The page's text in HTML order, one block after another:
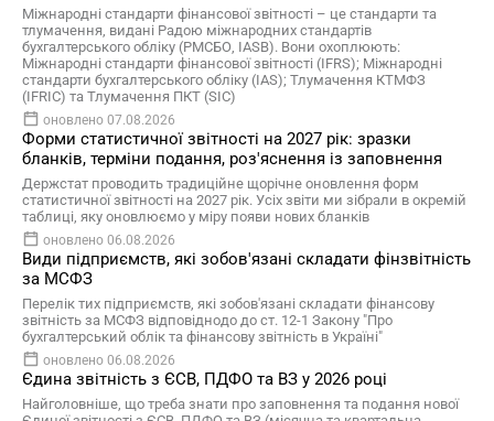
Міжнародні стандарти фінансової звітності – це стандарти та
тлумачення, видані Радою міжнародних стандартів
бухгалтерського обліку (РМСБО, IASB). Вони охоплюють:
Міжнародні стандарти фінансової звітності (IFRS); Міжнародні
стандарти бухгалтерського обліку (IAS); Тлумачення КТМФЗ
(IFRIC) та Тлумачення ПКТ (SIC)
оновлено 07.08.2026
Форми статистичної звітності на 2027 рік: зразки
бланків, терміни подання, роз'яснення із заповнення
Держстат проводить традиційне щорічне оновлення форм
статистичної звітності на 2027 рік. Усіх звіти ми зібрали в окремій
таблиці, яку оновлюємо у міру появи нових бланків
оновлено 06.08.2026
Види підприємств, які зобов'язані складати фінзвітність
за МСФЗ
Перелік тих підприємств, які зобов'язані складати фінансову
звітність за МСФЗ відповіднодо до ст. 12-1 Закону "Про
бухгалтерський облік та фінансову звітність в Україні"
оновлено 06.08.2026
Єдина звітність з ЄСВ, ПДФО та ВЗ у 2026 році
Найголовніше, що треба знати про заповнення та подання нової